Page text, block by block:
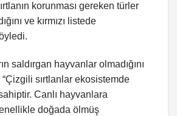
korunması gereken türler
ve kırmızı listede
saldırgan hayvanlar olmadığını
sırtlanlar ekosistemde
Canlı hayvanlara
doğada ölmüş